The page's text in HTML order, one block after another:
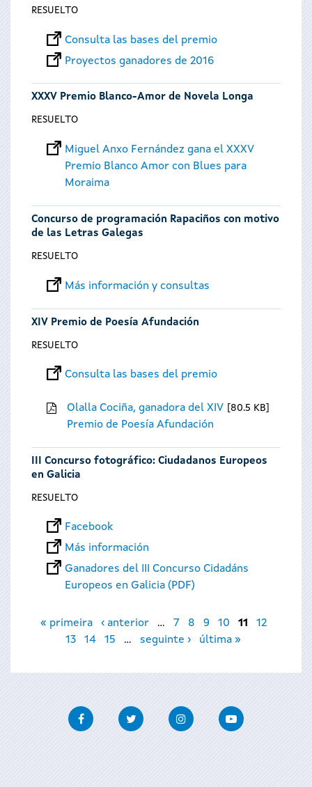
RESUELTO
Consulta las bases del premio
Proyectos ganadores de 2016
XXXV Premio Blanco-Amor de Novela Longa
RESUELTO
Miguel Anxo Fernández gana el XXXV
Premio Blanco Amor con Blues para
Moraima
Concurso de programación Rapaciños con motivo
de las Letras Galegas
RESUELTO
Más información y consultas
XIV Premio de Poesía Afundación
RESUELTO
Consulta las bases del premio
Olalla Cociña, ganadora del XIV
Premio de Poesía Afundación
80.5 KB
III Concurso fotográfico: Ciudadanos Europeos
en Galicia
RESUELTO
Facebook
Más información
Ganadores del III Concurso Cidadáns
Europeos en Galicia (PDF)
Páginas
« primeira ‹ anterior … 7 8 9 10 11
12
13
14 15 … seguinte › última »
FacebookTwitter InstagramYoutube